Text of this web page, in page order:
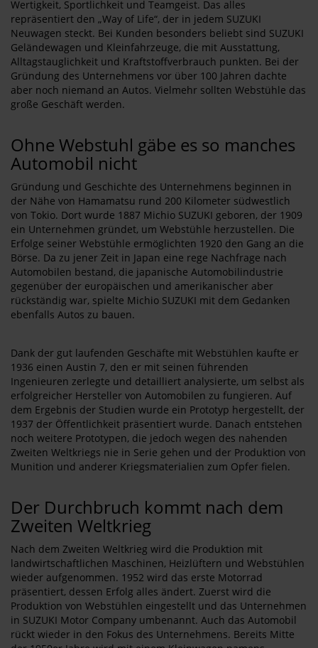
Wertigkeit, Sportlichkeit und Teamgeist. Das alles
repräsentiert den „Way of Life“, der in jedem SUZUKI
Neuwagen steckt. Bei Kunden besonders beliebt sind SUZUKI
Geländewagen und Kleinfahrzeuge, die mit Ausstattung,
Alltagstauglichkeit und Kraftstoffverbrauch punkten. Bei der
Gründung des Unternehmens vor über 100 Jahren dachte
aber noch niemand an Autos. Vielmehr sollten Webstühle das
große Geschäft werden.
Ohne Webstuhl gäbe es so manches
Automobil nicht
Gründung und Geschichte des Unternehmens beginnen in
der Nähe von Hamamatsu rund 200 Kilometer südwestlich
von Tokio. Dort wurde 1887 Michio SUZUKI geboren, der 1909
ein Unternehmen gründet, um Webstühle herzustellen. Die
Erfolge seiner Webstühle ermöglichten 1920 den Gang an die
Börse. Da zu jener Zeit in Japan eine rege Nachfrage nach
Automobilen bestand, die japanische Automobilindustrie
gegenüber der europäischen und amerikanischer aber
rückständig war, spielte Michio SUZUKI mit dem Gedanken
ebenfalls Autos zu bauen.
Dank der gut laufenden Geschäfte mit Webstühlen kaufte er
1936 einen Austin 7, den er mit seinen führenden
Ingenieuren zerlegte und detailliert analysierte, um selbst als
erfolgreicher Hersteller von Automobilen zu fungieren. Auf
dem Ergebnis der Studien wurde ein Prototyp hergestellt, der
1937 der Öffentlichkeit präsentiert wurde. Danach entstehen
noch weitere Prototypen, die jedoch wegen des nahenden
Zweiten Weltkriegs nie in Serie gehen und der Produktion von
Munition und anderer Kriegsmaterialien zum Opfer fielen.
Der Durchbruch kommt nach dem
Zweiten Weltkrieg
Nach dem Zweiten Weltkrieg wird die Produktion mit
landwirtschaftlichen Maschinen, Heizlüftern und Webstühlen
wieder aufgenommen. 1952 wird das erste Motorrad
präsentiert, dessen Erfolg alles ändert. Zuerst wird die
Produktion von Webstühlen eingestellt und das Unternehmen
in SUZUKI Motor Company umbenannt. Auch das Automobil
rückt wieder in den Fokus des Unternehmens. Bereits Mitte